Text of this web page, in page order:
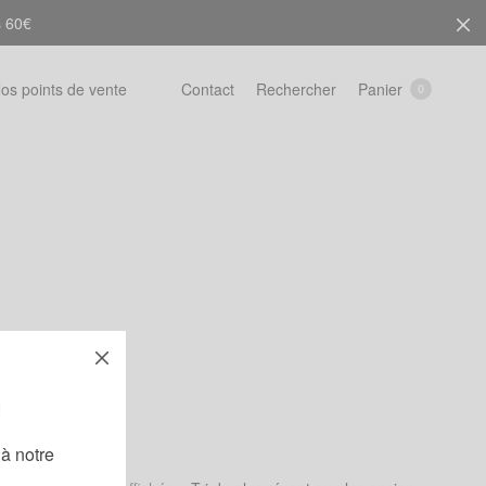
notre
60€
points de vente Contact Rechercher Panier